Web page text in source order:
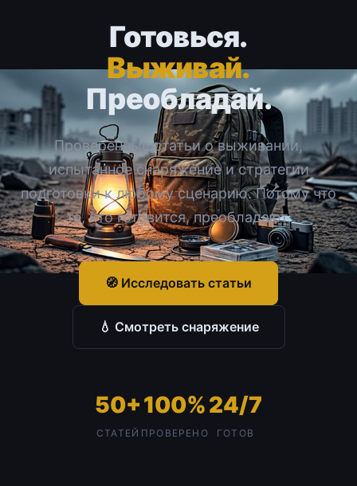
Готовься.
Выживай.
Преобладай.
Проверенные статьи о выживании,
испытанное снаряжение и стратегии
подготовки к любому сценарию. Потому что
те, кто готовится, преобладают.
🧭 Исследовать статьи
💧 Смотреть снаряжение
50+
СТАТЕЙ
100%
ПРОВЕРЕНО
24/7
ГОТОВ